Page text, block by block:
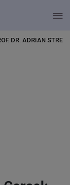
DR. ADRIAN